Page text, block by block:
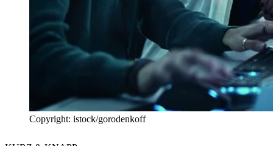
Copyright: istock/gorodenkoff